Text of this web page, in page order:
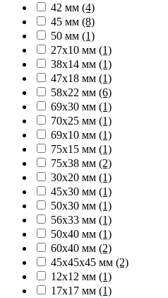
42 мм (4)
45 мм (8)
50 мм (1)
27х10 мм (1)
38х14 мм (1)
47х18 мм (1)
58х22 мм (6)
69х30 мм (1)
70х25 мм (1)
69х10 мм (1)
75х15 мм (1)
75х38 мм (2)
30х20 мм (1)
45х30 мм (1)
50х30 мм (1)
56х33 мм (1)
50х40 мм (1)
60х40 мм (2)
45х45х45 мм (2)
12х12 мм (1)
17х17 мм (1)